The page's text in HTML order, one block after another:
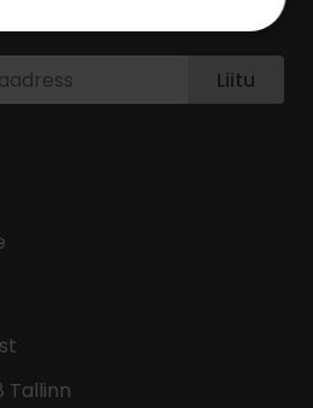
Liitu
Tallinn